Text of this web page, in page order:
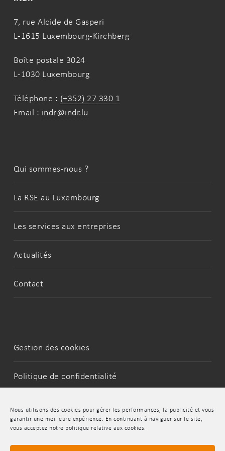
Nous utilisons des cookies pour gérer les performances, la publicité et vous
garantir une meilleure expérience. En continuant à naviguer sur le site,
vous acceptez notre politique relative aux cookies.
7, rue Alcide de Gasperi
L-1615 Luxembourg-Kirchberg
Boîte postale 3024
L-1030 Luxembourg
Téléphone : (+352) 27 330 1
Email : indr@indr.lu
Qui sommes-nous ?
La RSE au Luxembourg
Les services aux entreprises
Actualités
Contact
Gestion des cookies
Politique de confidentialité
LinkedInYoutube